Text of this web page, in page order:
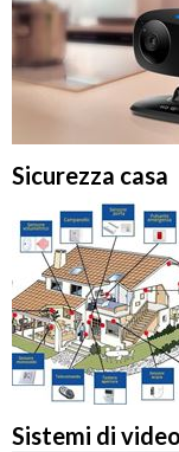
Sicurezza casa
Sistemi di